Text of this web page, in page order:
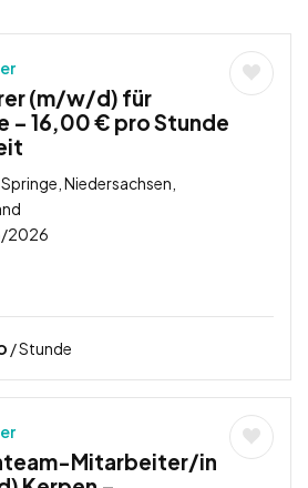
(m/w/d) für
– 16,00 € pro Stunde
Niedersachsen,
2026
/ Stunde
Mitarbeiter/in